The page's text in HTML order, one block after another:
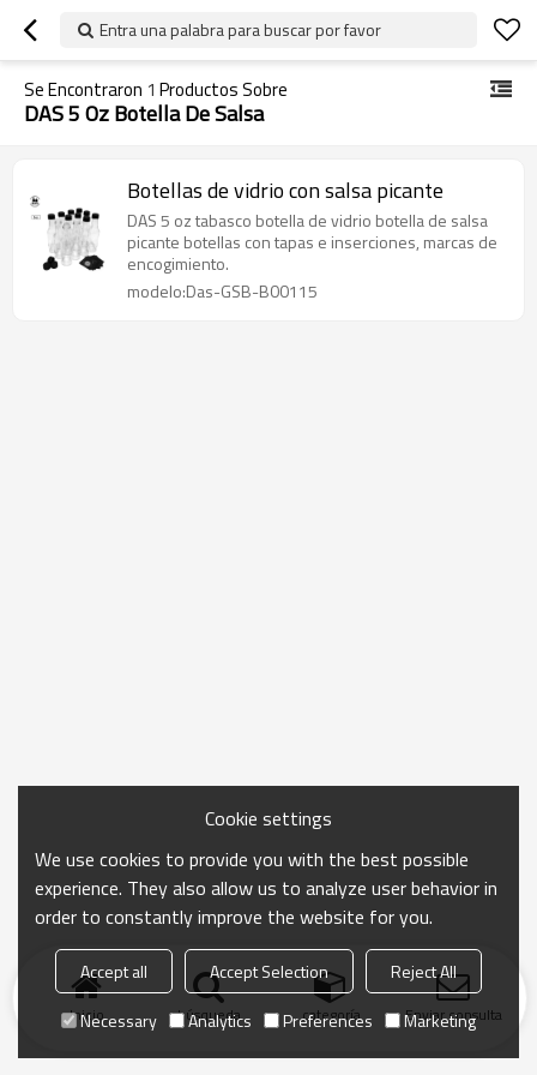
Entra una palabra para buscar por favor
Se Encontraron 1 Productos Sobre
DAS 5 Oz Botella De Salsa
Botellas de vidrio con salsa picante
DAS 5 oz tabasco botella de vidrio botella de salsa
picante botellas con tapas e inserciones, marcas de
encogimiento.
modelo:Das-GSB-B00115
Inicio búsqueda categoría Enviar consulta
Cookie settings
We use cookies to provide you with the best possible
experience. They also allow us to analyze user behavior in
order to constantly improve the website for you.
Accept all Accept Selection
Reject All
Necessary
Analytics Preferences Marketing